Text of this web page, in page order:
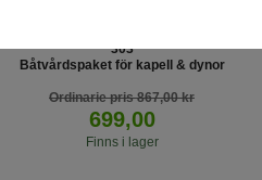
303
Båtvårdspaket för kapell & dynor
Ordinarie pris 867,00 kr
699,00
Finns i lager